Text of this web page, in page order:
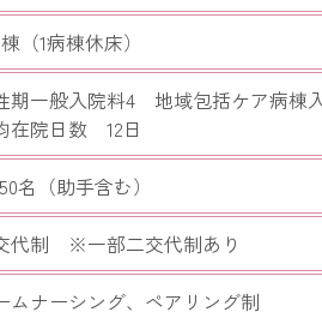
（1病棟休床）
期一般入院料4 地域包括ケア病棟
在院日数 12日
名（助手含む）
代制 ※一部二交代制あり
ムナーシング、ペアリング制